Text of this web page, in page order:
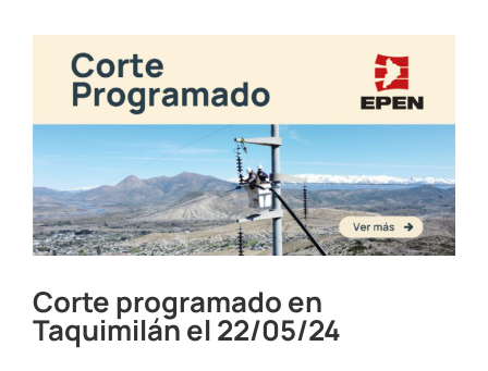
Corte programado en
Taquimilán el 22/05/24